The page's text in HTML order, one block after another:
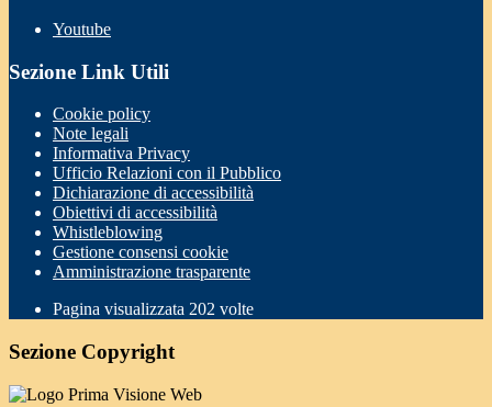
Youtube
Sezione Link Utili
Cookie policy
Note legali
Informativa Privacy
Ufficio Relazioni con il Pubblico
Dichiarazione di accessibilità
Obiettivi di accessibilità
Whistleblowing
Gestione consensi cookie
Amministrazione trasparente
Pagina visualizzata 202 volte
Sezione Copyright